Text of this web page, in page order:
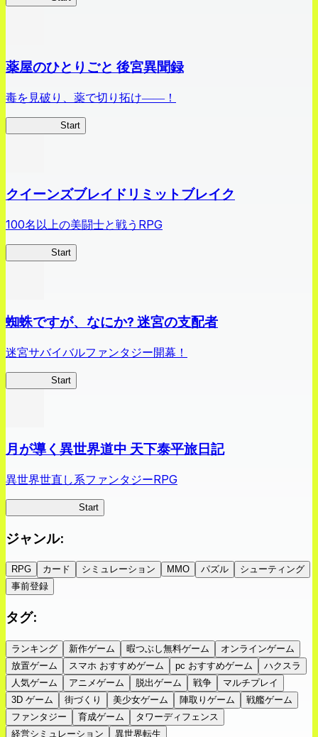
薬屋のひとりごと 後宮異聞録
毒を見破り、薬で切り拓け――！
Start
クイーンズブレイドリミットブレイク
100名以上の美闘士と戦うRPG
Start
蜘蛛ですが、なにか? 迷宮の支配者
迷宮サバイバルファンタジー開幕！
Start
月が導く異世界道中 天下泰平旅日記
異世界世直し系ファンタジーRPG
Start
ジャンル:
RPG カード シミュレーション MMO パズル
シューティング
事前登録
タグ:
ランキング 新作ゲーム 暇つぶし無料ゲーム
オンラインゲーム
放置ゲーム
スマホ おすすめゲーム pc おすすめゲーム
ハクスラ
人気ゲーム
アニメゲーム 脱出ゲーム 戦争
マルチプレイ
3D ゲーム
街づくり 美少女ゲーム 陣取りゲーム
戦艦ゲーム
ファンタジー
育成ゲーム
タワーディフェンス
経営シミュレーション
異世界転生